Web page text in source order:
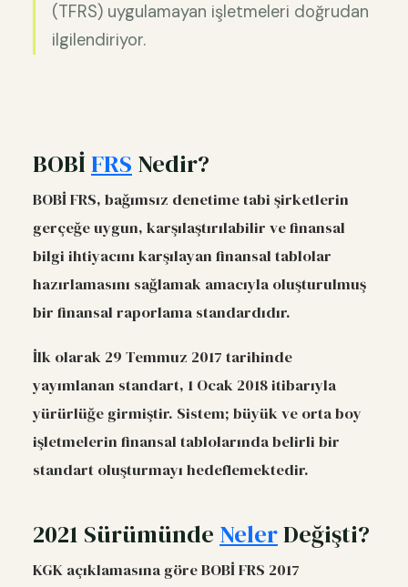
(TFRS) uygulamayan işletmeleri doğrudan
ilgilendiriyor.
BOBİFRS Nedir?
BOBİ FRS, bağımsız denetime tabi şirketlerin
gerçeğe uygun, karşılaştırılabilir ve finansal
bilgi ihtiyacını karşılayan finansal tablolar
hazırlamasını sağlamak amacıyla oluşturulmuş
bir finansal raporlama standardıdır.
İlk olarak 29 Temmuz 2017 tarihinde
yayımlanan standart, 1 Ocak 2018 itibarıyla
yürürlüğe girmiştir. Sistem; büyük ve orta boy
işletmelerin finansal tablolarında belirli bir
standart oluşturmayı hedeflemektedir.
2021 Sürümünde NelerDeğişti?
KGK açıklamasına göre BOBİ FRS 2017